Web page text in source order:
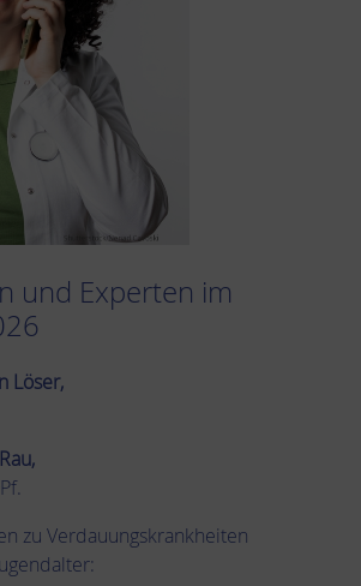
und Experten im
Löser,
zu Verdauungskrankheiten